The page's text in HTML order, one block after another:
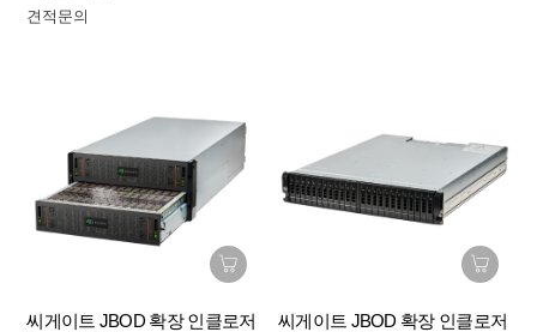
견적문의
씨게이트 JBOD 확장 인클로저
씨게이트 JBOD 확장 인클로저